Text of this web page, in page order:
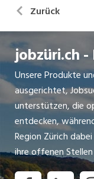
Zurück
jobzüri.ch -
Unsere Produkte
ausgerichtet,
unterstützen, die
entdecken,
Region Zürich
ihre offenen